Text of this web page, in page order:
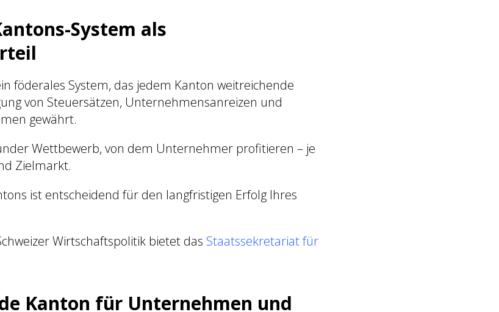
System als
föderales System, das jedem Kanton weitreichende
von Steuersätzen, Unternehmensanreizen und
gewährt.
Wettbewerb, von dem Unternehmer profitieren – je
Zielmarkt.
ist entscheidend für den langfristigen Erfolg Ihres
Wirtschaftspolitik bietet das Staatssekretariat für
Kanton für Unternehmen und